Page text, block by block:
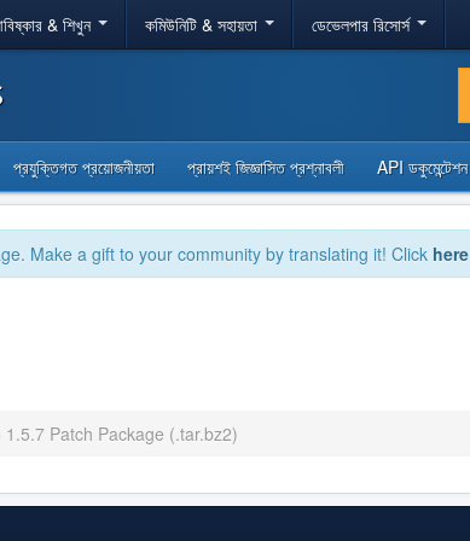
& শিখুন কমিউনিটি & সহায়তা ডেভেলপার রিসোর্স
প্রযুক্তিগত প্রয়োজনীয়তা প্রায়শই জিজ্ঞাসিত প্রশ্নাবলী API ডকুমেন্টেশন
Make a gift to your community by translating it! Click here
Patch Package (.tar.bz2)